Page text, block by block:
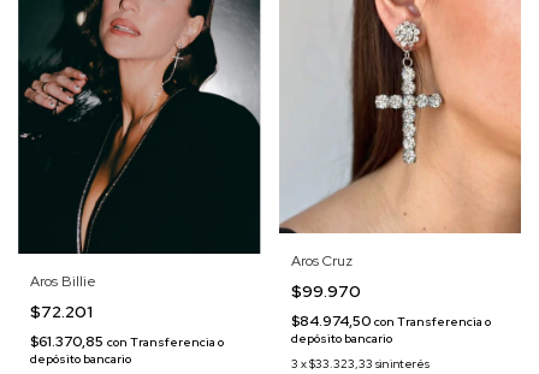
Aros Billie
$72.201
$61.370,85 con Transferencia o
depósito bancario
Aros Cruz
$99.970
$84.974,50 con Transferencia o
depósito bancario
3 x$33.323,33 sin interés